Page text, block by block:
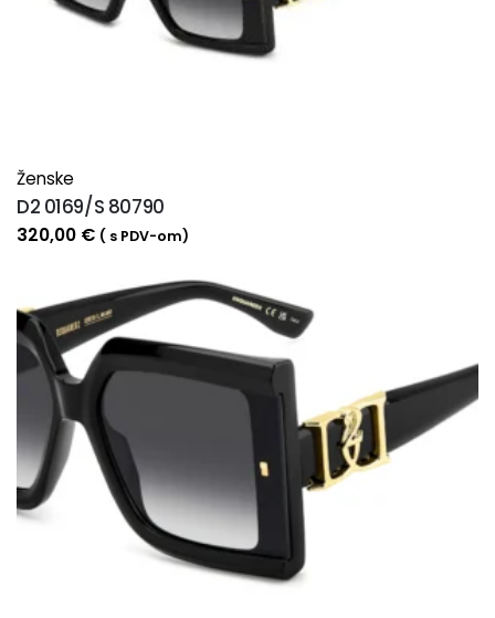
Ženske
D2 0169/S 80790
320,00 € ( s PDV-om)